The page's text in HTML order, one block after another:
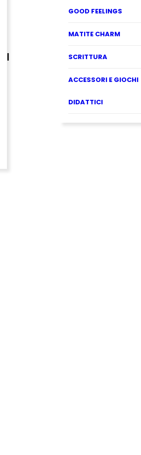
GOOD FEELINGS
MATITE CHARM
SCRITTURA
ACCESSORI E GIOCHI
DIDATTICI